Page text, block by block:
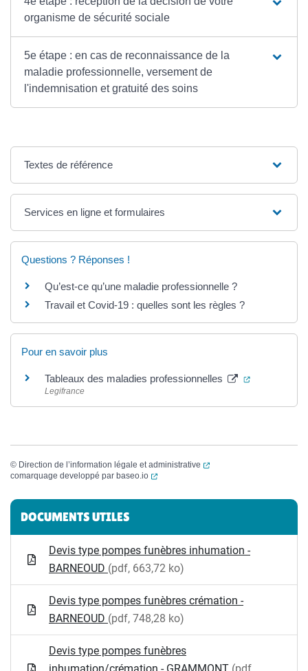
organisme de sécurité sociale
5e étape : en cas de reconnaissance de la
maladie professionnelle, versement de
l'indemnisation et gratuité des soins
Textes de référence
Services en ligne et formulaires
Questions ? Réponses !
Qu’est-ce qu’une maladie professionnelle ?
Travail et Covid-19 : quelles sont les règles ?
Pour en savoir plus
Tableaux des maladies professionnelles (ouverture
Legifrance
© Direction de l’information légale et administrative
(ouverture dans un
comarquage developpé par baseo.io (ouverture dans un nouvel onglet)
Informations complémentaires
DOCUMENTS UTILES
Devis type pompes funèbres inhumation -
BARNEOUD (pdf, 663,72 ko)
Devis type pompes funèbres crémation -
BARNEOUD (pdf, 748,28 ko)
Devis type pompes funèbres